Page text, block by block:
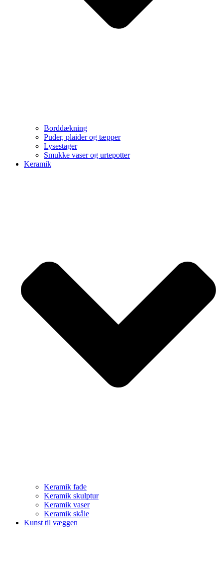
Borddækning
Puder, plaider og tæpper
Lysestager
Smukke vaser og urtepotter
Keramik
Keramik fade
Keramik skulptur
Keramik vaser
Keramik skåle
Kunst til væggen